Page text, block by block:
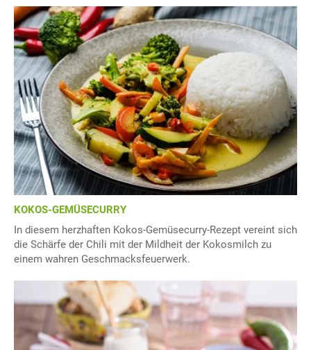
KOKOS-GEMÜSECURRY
In diesem herzhaften Kokos-Gemüsecurry-Rezept vereint sich
die Schärfe der Chili mit der Mildheit der Kokosmilch zu
einem wahren Geschmacksfeuerwerk.